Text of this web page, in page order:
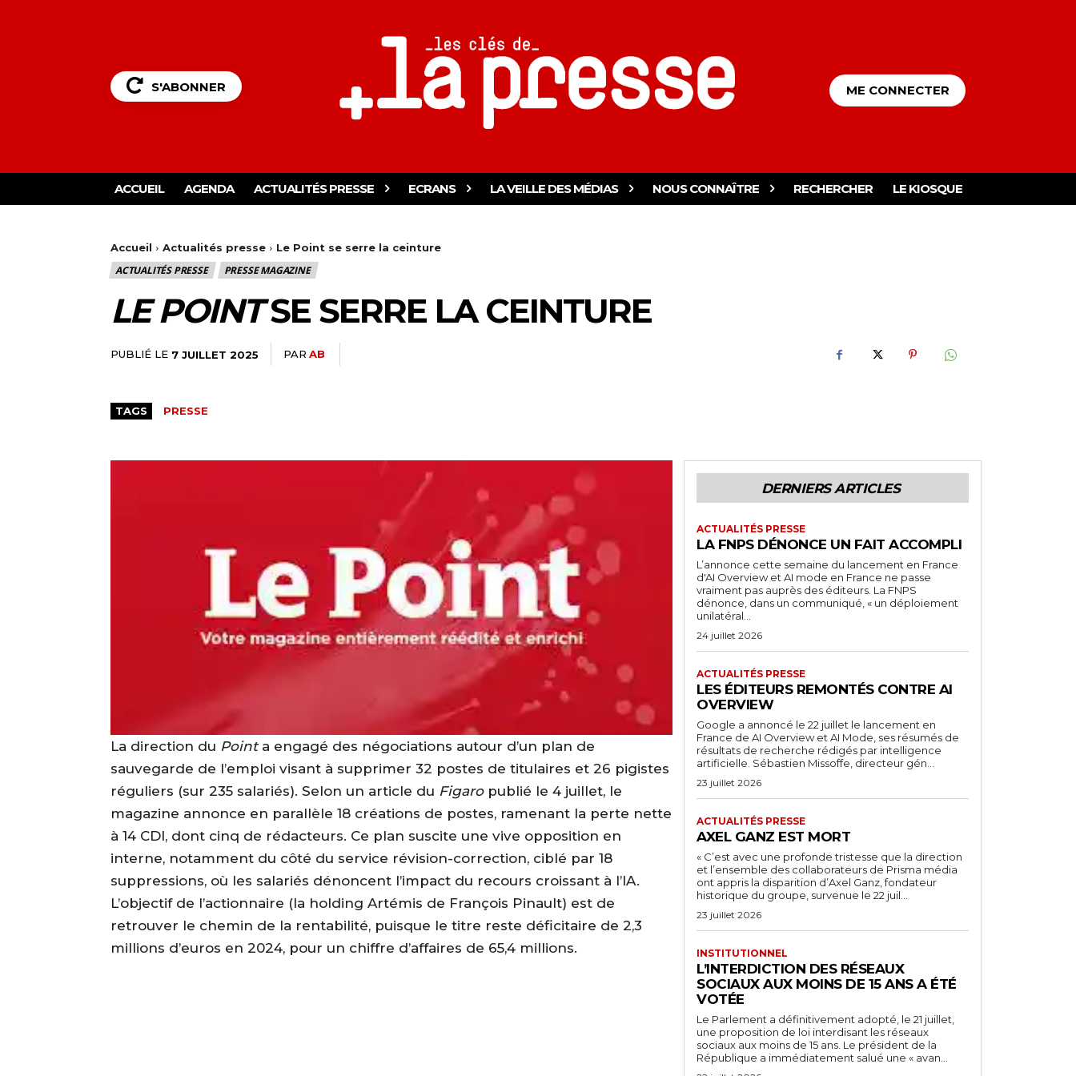
S'ABONNER ME CONNECTER
ACCUEIL AGENDA ACTUALITÉS PRESSE ECRANS LA VEILLE DES MÉDIAS NOUS CONNAÎTRE RECHERCHER LE KIOSQUE
Accueil Actualités presse Le Point se serre la ceinture
ACTUALITÉS PRESSE PRESSE MAGAZINE
LE POINTSE SERRE LA CEINTURE
PUBLIÉ LE 7 JUILLET 2025 PAR AB
TAGS PRESSE
La direction du Pointa engagé des négociations autour d’un plan de
sauvegarde de l’emploi visant à supprimer 32 postes de titulaires et 26 pigistes
réguliers (sur 235 salariés). Selon un article du Figaropublié le 4 juillet, le
magazine annonce en parallèle 18 créations de postes, ramenant la perte nette
à 14 CDI, dont cinq de rédacteurs. Ce plan suscite une vive opposition en
interne, notamment du côté du service révision-correction, ciblé par 18
suppressions, où les salariés dénoncent l’impact du recours croissant à l’IA.
L’objectif de l’actionnaire (la holding Artémis de François Pinault) est de
retrouver le chemin de la rentabilité, puisque le titre reste déficitaire de 2,3
millions d’euros en 2024, pour un chiffre d’affaires de 65,4 millions.
DERNIERS ARTICLES
ACTUALITÉS PRESSE
LA FNPS DÉNONCE UN FAIT ACCOMPLI
L’annonce cette semaine du lancement en France
d'AI Overview et AI mode en France ne passe
vraiment pas auprès des éditeurs. La FNPS
dénonce, dans un communiqué, « un déploiement
unilatéral...
24 juillet 2026
ACTUALITÉS PRESSE
LES ÉDITEURS REMONTÉS CONTRE AI
OVERVIEW
Google a annoncé le 22 juillet le lancement en
France de AI Overview et AI Mode, ses résumés de
résultats de recherche rédigés par intelligence
artificielle. Sébastien Missoffe, directeur gén...
23 juillet 2026
ACTUALITÉS PRESSE
AXEL GANZ EST MORT
« C’est avec une profonde tristesse que la direction
et l’ensemble des collaborateurs de Prisma média
ont appris la disparition d’Axel Ganz, fondateur
historique du groupe, survenue le 22 juil...
23 juillet 2026
INSTITUTIONNEL
L’INTERDICTION DES RÉSEAUX
SOCIAUX AUX MOINS DE 15 ANS A ÉTÉ
VOTÉE
Le Parlement a définitivement adopté, le 21 juillet,
une proposition de loi interdisant les réseaux
sociaux aux moins de 15 ans. Le président de la
République a immédiatement salué une « avan...